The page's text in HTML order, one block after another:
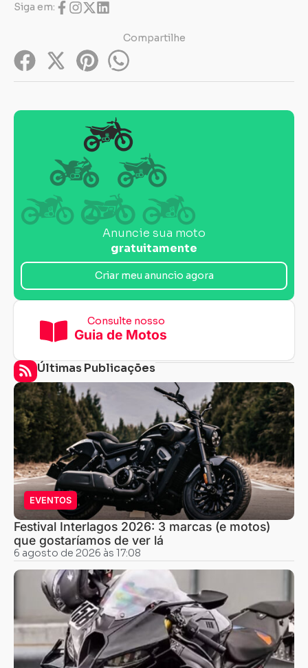
Siga em:
Compartilhe
Anuncie sua moto
gratuitamente
Criar meu anuncio agora
Consulte nosso
Guia de Motos
Últimas Publicações
EVENTOS
Festival Interlagos 2026: 3 marcas (e motos)
que gostaríamos de ver lá
6 agosto de 2026 às 17:08